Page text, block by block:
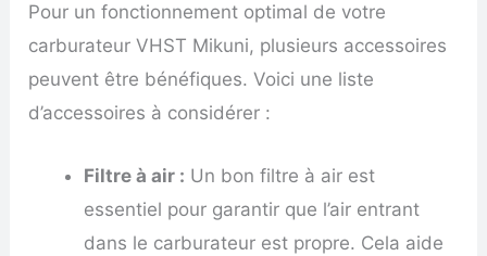
Pour un fonctionnement optimal de votre
carburateur VHST Mikuni, plusieurs accessoires
peuvent être bénéfiques. Voici une liste
d’accessoires à considérer :
Filtre à air : Un bon filtre à air est
essentiel pour garantir que l’air entrant
dans le carburateur est propre. Cela aide